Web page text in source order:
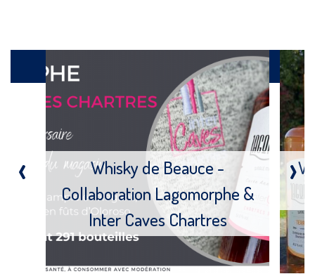
Whisky de Beauce -
Collaboration Lagomorphe &
Inter Caves Chartres
‹ ›